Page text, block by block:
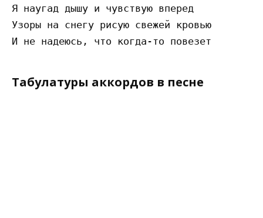
Я наугад дышу и чувствую вперед
Узоры на снегу рисую свежей кровью
Табулатуры аккордов в песне